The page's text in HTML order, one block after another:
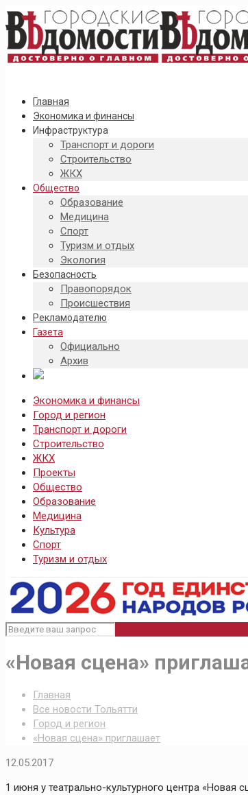
Главная
Экономика и финансы
Инфраструктура
Транспорт и дороги
Строительство
ЖКХ
Общество
Образование
Медицина
Спорт
Туризм и отдых
Экология
Безопасность
Правопорядок
Происшествия
Рекламодателю
Газета
Официально
Архив
Экономика и финансы
Город и регион
Транспорт и дороги
Строительство
ЖКХ
Проекты
Общество
Образование
Медицина
Культура
Спорт
Туризм и отдых
«Новая сцена»
Главная
Все новости Тольятти
Город и регион
«Новая сцена» приглашает
12.05.2017
1 июня у театрально-культурного центра